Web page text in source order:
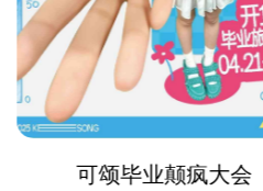
可颂毕业颠疯大会